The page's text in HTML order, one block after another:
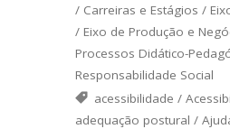
/ Carreiras e Estágios /
/ Eixo de Produção e
Processos Didático-
Responsabilidade Social
acessibilidade /
adequação postural /